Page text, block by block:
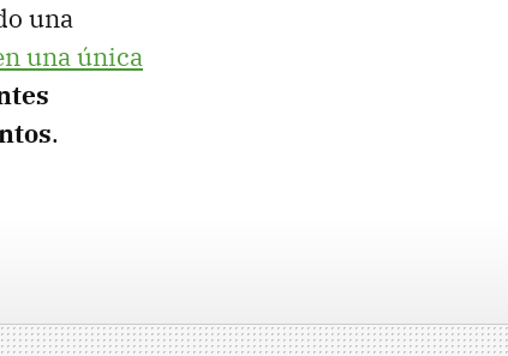
una
una única
.